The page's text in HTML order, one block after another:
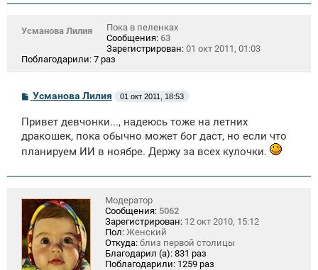
Усманова Лилия
Пока в пеленках
Сообщения: 63
Зарегистрирован: 01 окт 2011, 01:03
Поблагодарили: 7 раз
С
б
щ
е
н
е
Усманова Лилия 01 окт 2011, 18:53
Привет девчонки..., надеюсь тоже на летних
дракошек, пока обычно может бог даст, но если что
планируем ИИ в ноябре. Держу за всех кулочки.
Модератор
Сообщения: 5062
Зарегистрирован: 12 окт 2010, 15:12
Пол: Женский
Откуда: близ первой столицы
Благодарил (а): 831 раз
Поблагодарили: 1259 раз